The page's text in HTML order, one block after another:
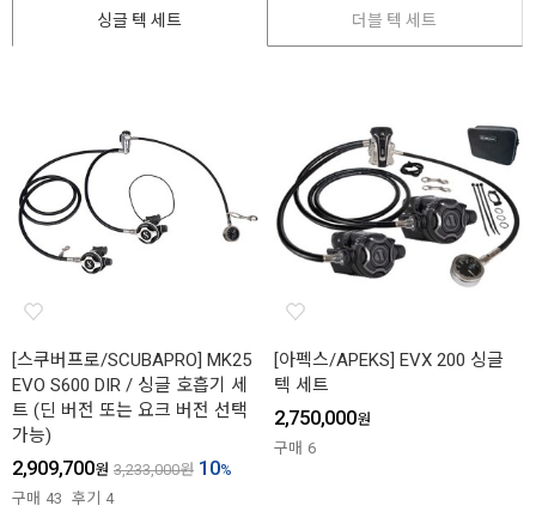
싱글 텍 세트 더블 텍 세트
[스쿠버프로/SCUBAPRO] MK25
EVO S600 DIR / 싱글 호흡기 세
트 (딘 버전 또는 요크 버전 선택
가능)
2,909,700원 3,233,000원 10%
구매 43 후기 4
[아펙스/APEKS] EVX 200 싱글
텍 세트
2,750,000원
구매 6